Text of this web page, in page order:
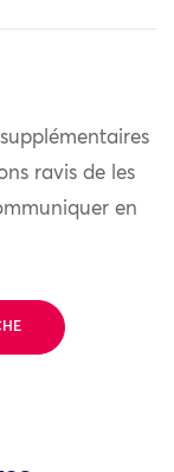
ravis de les
en